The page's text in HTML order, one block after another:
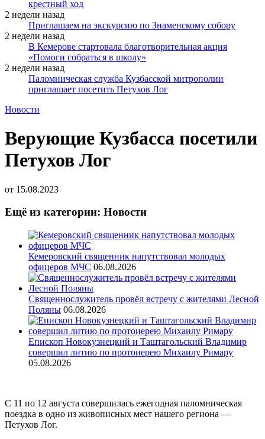
крестный ход
2 недели назад
Приглашаем на экскурсию по Знаменскому собору
2 недели назад
В Кемерове стартовала благотворительная акция
«Помоги собраться в школу»
2 недели назад
Паломническая служба Кузбасской митрополии
приглашает посетить Петухов Лог
Новости
Верующие Кузбасса посетили
Петухов Лог
от 15.08.2023
Ещё из категории: Новости
Кемеровский священник напутствовал молодых
офицеров МЧС 06.08.2026
Священнослужитель провёл встречу с жителями Лесной
Поляны 06.08.2026
Епископ Новокузнецкий и Таштагольский Владимир
совершил литию по протоиерею Михаилу Римару
05.08.2026
С 11 по 12 августа совершилась ежегодная паломническая
поездка в одно из живописных мест нашего региона —
Петухов Лог.